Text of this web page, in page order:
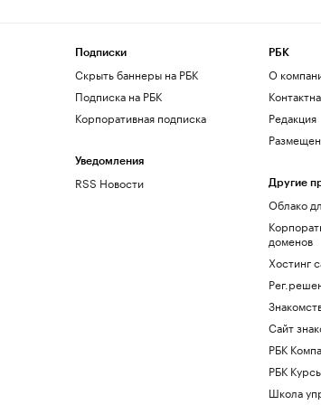
Подписки
Скрыть баннеры на РБК
Подписка на РБК
Корпоративная подписка
Уведомления
RSS Новости
РБК
О
Редакция
Другие
Облако
доменов
Хостинг
Сайт
РБК
РБК
Школа